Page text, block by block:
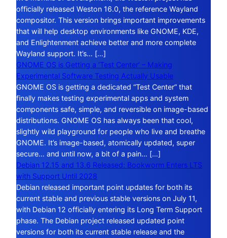
officially released Weston 16.0, the reference Wayland
compositor. This version brings important improvements
that will help desktop environments like GNOME, KDE,
and Enlightenment achieve better and more complete
Wayland support. It’s… […]
GNOME OS is Getting a ‘Test Center’ – Making
Experimental Software Testing Actually Usable
GNOME OS is getting a dedicated “Test Center” that
finally makes testing experimental apps and system
components safe, simple, and reversible on image-based
distributions. GNOME OS has always been that cool,
slightly wild playground for people who live and breathe
GNOME. It’s image-based, atomically updated, super
secure… and until now, a bit of a pain… […]
Debian 12.15 and 13.6 Released: Bookworm Enters LTS
with Support Until 2028
Debian released important point updates for both its
current stable and previous stable versions on July 11,
with Debian 12 officially entering its Long Term Support
phase. The Debian project released updated point
versions for both its current stable release and the